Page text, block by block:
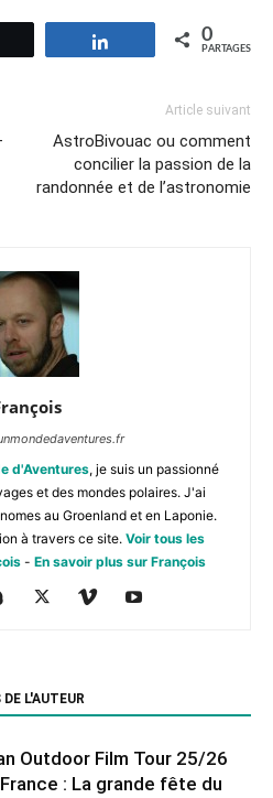
Partagez 0
PARTAGES
Article suivant
AstroBivouac ou comment
concilier la passion de la
randonnée et de l’astronomie
d'Aventures, je suis un passionné
et des mondes polaires. J'ai
au Groenland et en Laponie.
à travers ce site. Voir tous les
- En savoir plus sur François
DE L'AUTEUR
Outdoor Film Tour 25/26
: La grande fête du